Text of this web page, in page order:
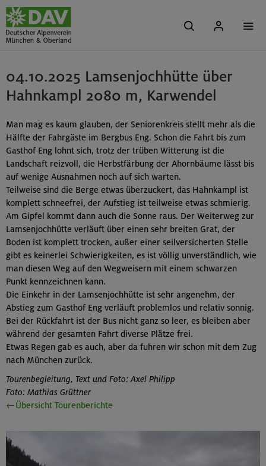
04.10.2025 Lamsenjochhütte über
Hahnkampl 2080 m, Karwendel
Man mag es kaum glauben, der Seniorenkreis stellt mehr als die
Hälfte der Fahrgäste im Bergbus Eng. Schon die Fahrt bis zum
Gasthof Eng lohnt sich, trotz der trüben Witterung ist die
Landschaft reizvoll, die Herbstfärbung der Ahornbäume lässt bis
auf wenige Ausnahmen noch auf sich warten.
Teilweise sind die Berge etwas überzuckert, das Hahnkampl ist
komplett schneefrei, der Aufstieg ist teilweise etwas schmierig.
Am Gipfel kommt dann auch die Sonne raus. Der Weiterweg zur
Lamsenjochhütte verläuft über einen sehr breiten Grat, der
Boden ist komplett trocken, außer einer seilversicherten Stelle
gibt es keinerlei Schwierigkeiten, es ist völlig unverständlich, wie
man diesen Weg auf den Wegweisern mit einem schwarzen
Punkt kennzeichnen kann.
Die Einkehr in der Lamsenjochhütte ist sehr angenehm, der
Abstieg zum Gasthof Eng verläuft problemlos und relativ sonnig.
Bei der Rückfahrt ist der Bus nicht ganz so leer, es bleiben aber
während der gesamten Fahrt diverse Plätze frei.
Etwas Regen gab es auch, aber da fuhren wir schon mit dem Zug
nach München zurück.
Tourenbegleitung, Text und Foto: Axel Philipp
Foto: Mathias Grüttner
←Übersicht Tourenberichte